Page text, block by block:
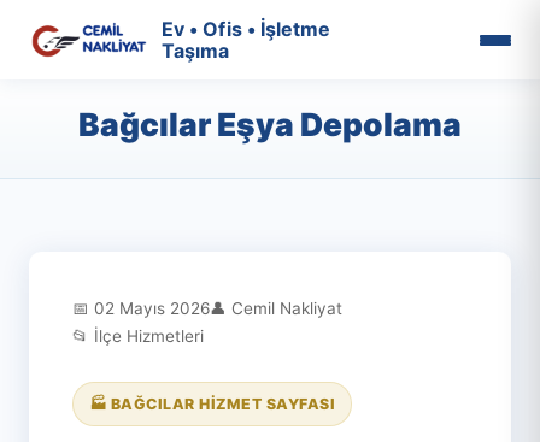
Ev • Ofis • İşletme
Taşıma
Bağcılar Eşya Depolama
📅 02 Mayıs 2026👤 Cemil Nakliyat
📂 İlçe Hizmetleri
🏭 BAĞCILAR HIZMET SAYFASI